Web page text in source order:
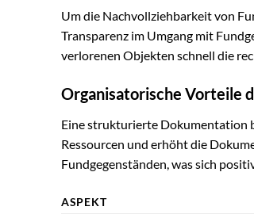
Um die Nachvollziehbarkeit von
Transparenz im Umgang mit
verlorenen Objekten schnell die
Organisatorische Vorteile
Eine strukturierte Dokumentation
Ressourcen und erhöht die
Fundgegenständen, was sich
ASPEKT